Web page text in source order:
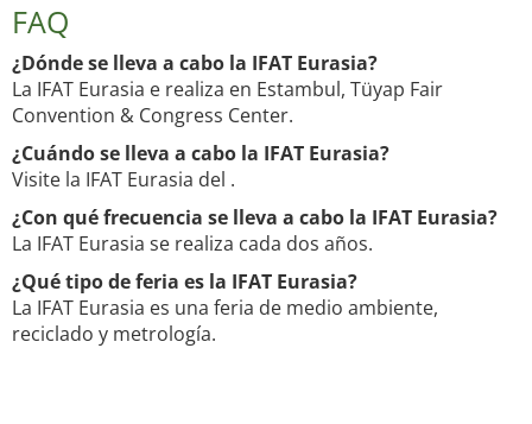
FAQ
¿Dónde se lleva a cabo la IFAT Eurasia?
La IFAT Eurasia e realiza en Estambul, Tüyap Fair
Convention & Congress Center.
¿Cuándo se lleva a cabo la IFAT Eurasia?
Visite la IFAT Eurasia del .
¿Con qué frecuencia se lleva a cabo la IFAT Eurasia?
La IFAT Eurasia se realiza cada dos años.
¿Qué tipo de feria es la IFAT Eurasia?
La IFAT Eurasia es una feria de medio ambiente,
reciclado y metrología.